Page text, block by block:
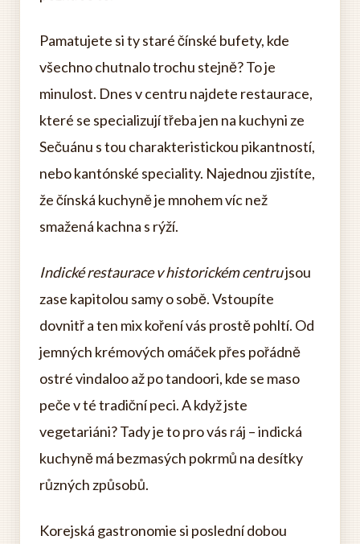
Pamatujete si ty staré čínské bufety, kde
všechno chutnalo trochu stejně? To je
minulost. Dnes v centru najdete restaurace,
které se specializují třeba jen na kuchyni ze
Sečuánu s tou charakteristickou pikantností,
nebo kantónské speciality. Najednou zjistíte,
že čínská kuchyně je mnohem víc než
smažená kachna s rýží.
Indické restaurace v historickém centrujsou
zase kapitolou samy o sobě. Vstoupíte
dovnitř a ten mix koření vás prostě pohltí. Od
jemných krémových omáček přes pořádně
ostré vindaloo až po tandoori, kde se maso
peče v té tradiční peci. A když jste
vegetariáni? Tady je to pro vás ráj – indická
kuchyně má bezmasých pokrmů na desítky
různých způsobů.
Korejská gastronomie si poslední dobou